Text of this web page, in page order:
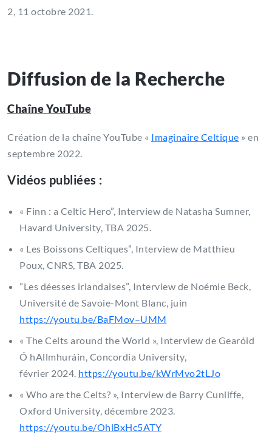
2, 11 octobre 2021.
Diffusion de la Recherche
Chaîne YouTube
Création de la chaîne YouTube « Imaginaire Celtique » en
septembre 2022.
Vidéos publiées :
« Finn : a Celtic Hero”, Interview de Natasha Sumner,
Havard University, TBA 2025.
« Les Boissons Celtiques”, Interview de Matthieu
Poux, CNRS, TBA 2025.
”Les déesses irlandaises”, Interview de Noémie Beck,
Université de Savoie-Mont Blanc, juin
https://youtu.be/BaFMov–UMM
« The Celts around the World », Interview de Gearóid
Ó hAllmhuráin, Concordia University,
février 2024. https://youtu.be/kWrMvo2tLJo
« Who are the Celts? », Interview de Barry Cunliffe,
Oxford University, décembre 2023.
https://youtu.be/OhlBxHc5ATY